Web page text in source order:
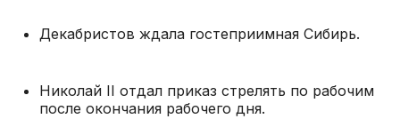
Декабристов ждала гостеприимная Сибирь.
Николай II отдал приказ стрелять по рабочим
после окончания рабочего дня.